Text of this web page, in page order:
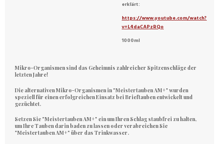
erklärt:
https://www.youtube.com/watch?
v=L4daCAPzRQo
1000ml
Mikro-Organismen sind das Geheimnis zahlreicher Spitzenschläge der
letzten Jahre!
Die alternativen Mikro-Organismen in "Meistertauben AM+" wurden
speziell für einen erfolgreichen Einsatz bei Brieftauben entwickelt und
gezüchtet.
Setzen Sie "Meistertauben AM+" ein um Ihren Schlag staubfrei zu halten,
um Ihre Tauben darin baden zu lassen oder verabreichen Sie
"Meistertauben AM+" über das Trinkwasser.